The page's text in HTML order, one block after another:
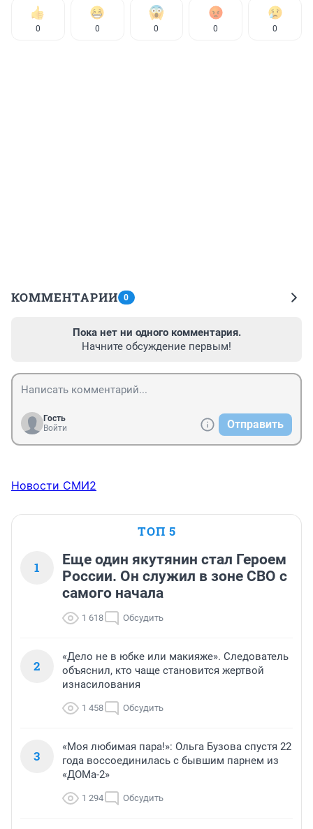
0 0 0 0 0
КОММЕНТАРИИ 0
Пока нет ни одного комментария.
Начните обсуждение первым!
Гость
Войти
Отправить
Новости СМИ2
ТОП 5
1
Еще один якутянин стал Героем
России. Он служил в зоне СВО с
самого начала
1 618 Обсудить
2
«Дело не в юбке или макияже». Следователь
объяснил, кто чаще становится жертвой
изнасилования
1 458 Обсудить
3
«Моя любимая пара!»: Ольга Бузова спустя 22
года воссоединилась с бывшим парнем из
«ДОМа-2»
1 294 Обсудить